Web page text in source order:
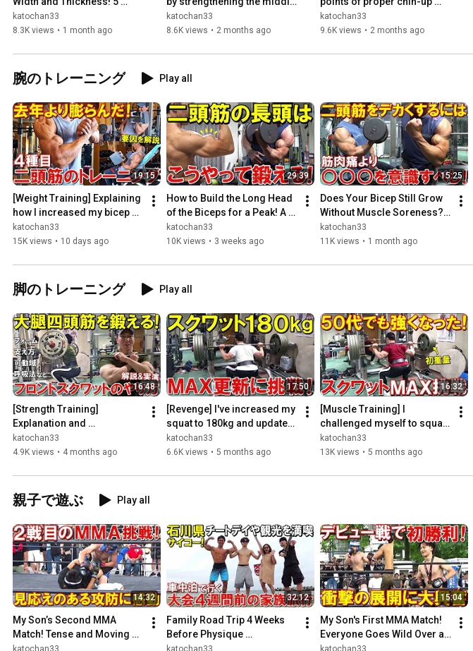
Exercises to Target Your
Lats and Traps Durin...
katochan33
8.3K views • 1 month ago
and lower trapezius
muscles! We'll thoro...
katochan33
8.6K views • 2 months ago
form for effectively
targeting the latissi...
katochan33
9.6K views • 2 months ago
腕のトレーニング Play all
19:15
[Weight Training] Explaining
how I increased my bicep
peak compared to last year!
Late-stage cutt...
katochan33
15K views • 10 days ago
29:39
How to Build the Long Head
of the Biceps for a Peak! A
Complete Guide to Form
Tips and Recommende...
katochan33
10K views • 3 weeks ago
15:25
Does Your Bicep Still Grow
Without Muscle Soreness?
Explaining Hypertrophy
Conditions and Form Ti...
katochan33
11K views • 1 month ago
脚のトレーニング Play all
16:48
[Strength Training]
Explanation and
demonstration of key points
such as form and barbell
katochan33
4.9K views • 4 months ago
17:50
[Revenge] I've increased my
squat to 180kg and updated
my max! I'll also explain how
to increase ...
katochan33
6.6K views • 5 months ago
16:32
[Muscle Training] I
challenged myself to squat
at my maximum weight and
I'm now stronger than I w...
katochan33
13K views • 5 months ago
親子で遊ぶ Play all
14:32
My Son’s Second MMA
Match! Tense and Moving
Exchanges Worth Watching
katochan33
32:12
Family Road Trip 4 Weeks
Before Physique
Competition: Exploring the
katochan33
15:04
My Son's First MMA Match!
Everyone Goes Wild Over a
Shocking First Win
katochan33